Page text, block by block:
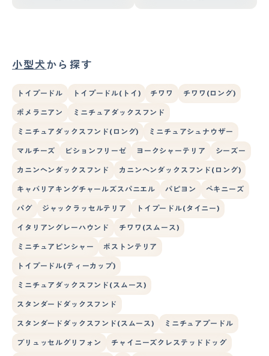
小型犬から探す
トイプードル トイプードル(トイ) チワワ チワワ(ロング)
ポメラニアン ミニチュアダックスフンド
ミニチュアダックスフンド(ロング) ミニチュアシュナウザー
マルチーズ ビションフリーゼ ヨークシャーテリア シーズー
カニンヘンダックスフンド カニンヘンダックスフンド(ロング)
キャバリアキングチャールズスパニエル パピヨン ペキニーズ
パグ ジャックラッセルテリア トイプードル(タイニー)
イタリアングレーハウンド チワワ(スムース)
ミニチュアピンシャー ボストンテリア
トイプードル(ティーカップ)
ミニチュアダックスフンド(スムース)
スタンダードダックスフンド
スタンダードダックスフンド(スムース) ミニチュアプードル
ブリュッセルグリフォン チャイニーズクレステッドドッグ